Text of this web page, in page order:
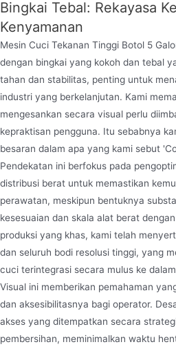
Mixer Minuman
Drink Mixer adalah
untuk memproduksi minuman
Ini terutama digunakan
air, sirup dan karbon
tertentu sehingga minuman
dioksida, sehingga
dan rasa yang menyegarkan.
Bingkai Tebal: Rekayasa
Kenyamanan
Mesin Cuci Tekanan Tinggi Botol 5
dengan bingkai yang kokoh dan tebal
tahan dan stabilitas, penting untuk
industri yang berkelanjutan. Kami
mengesankan secara visual perlu
kepraktisan pengguna. Itu sebabnya
besaran dalam apa yang kami sebut
Pendekatan ini berfokus pada
distribusi berat untuk memastikan
perawatan, meskipun bentuknya
kesesuaian dan skala alat berat
produksi yang khas, kami telah
dan seluruh bodi resolusi tinggi, yang
cuci terintegrasi secara mulus ke
Visual ini memberikan pemahaman
dan aksesibilitasnya bagi operator.
akses yang ditempatkan secara
pembersihan, meminimalkan waktu